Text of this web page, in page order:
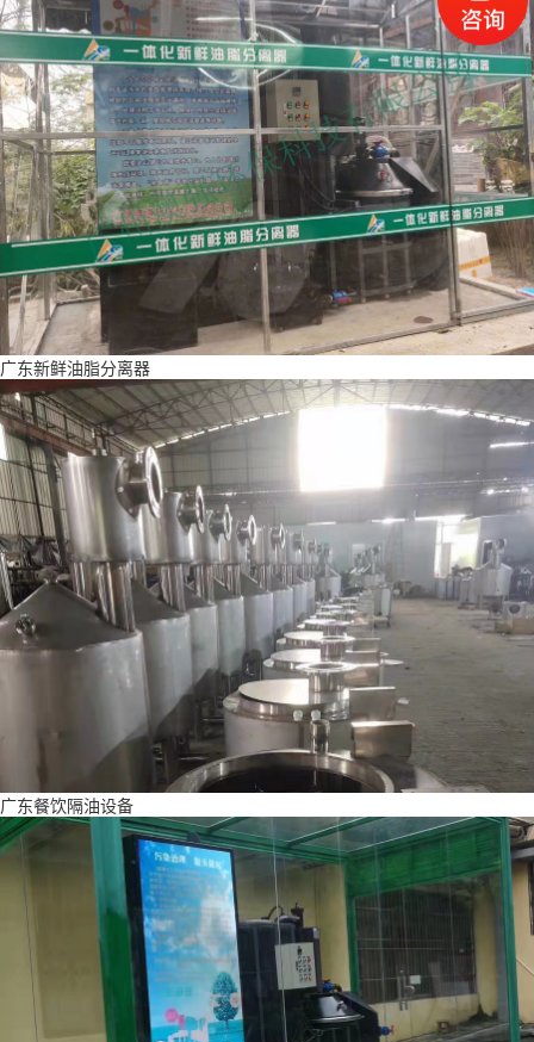
广东新鲜油脂分离器
广东餐饮隔油设备